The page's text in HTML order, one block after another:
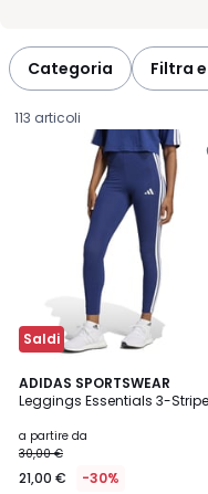
Categoria Filtra
113 articoli
Saldi
ADIDAS SPORTSWEAR
Leggings Essentials 3-
Prezzo
a
partire
a partire da
30,00 €
21,00 € -30%
4,7
/ 5
4
Colori